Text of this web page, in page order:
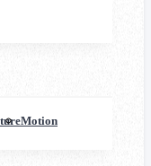
Motion